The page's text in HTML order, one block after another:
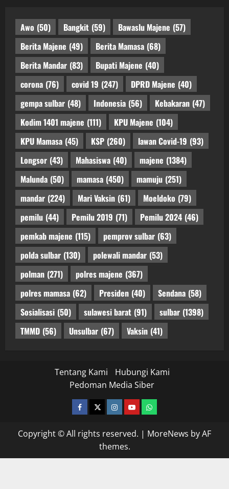
Awo (50) Bangkit (59) Bawaslu Majene (57)
Berita Majene (49) Berita Mamasa (68)
Berita Mandar (83) Bupati Majene (40)
corona (76) covid 19 (247) DPRD Majene (40)
gempa sulbar (48) Indonesia (56) Kebakaran (47)
Kodim 1401 majene (111) KPU Majene (104)
KPU Mamasa (45) KSP (260) lawan Covid-19 (93)
Longsor (43) Mahasiswa (40) majene (1384)
Malunda (50) mamasa (450) mamuju (251)
mandar (224) Mari Vaksin (61) Moeldoko (79)
pemilu (44) Pemilu 2019 (71) Pemilu 2024 (46)
pemkab majene (115) pemprov sulbar (63)
polda sulbar (130) polewali mandar (53)
polman (271) polres majene (367)
polres mamasa (62) Presiden (40) Sendana (58)
Sosialisasi (50) sulawesi barat (91) sulbar (1398)
TMMD (56) Unsulbar (67) Vaksin (41)
Tentang Kami
Hubungi Kami
Pedoman Media Siber
facebooktwitterinstagram.com
youtubewhatsapp
Copyright © All rights reserved. | MoreNews by AF
themes.